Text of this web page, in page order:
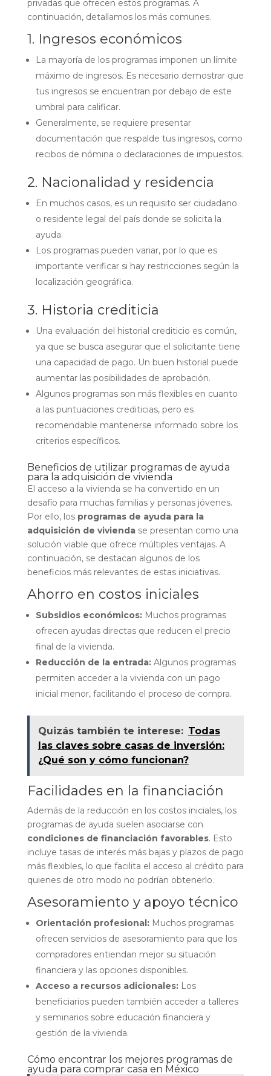
privadas que ofrecen estos programas. A
continuación, detallamos los más comunes.
1. Ingresos económicos
La mayoría de los programas imponen un límite
máximo de ingresos. Es necesario demostrar que
tus ingresos se encuentran por debajo de este
umbral para calificar.
Generalmente, se requiere presentar
documentación que respalde tus ingresos, como
recibos de nómina o declaraciones de impuestos.
2. Nacionalidad y residencia
En muchos casos, es un requisito ser ciudadano
o residente legal del país donde se solicita la
ayuda.
Los programas pueden variar, por lo que es
importante verificar si hay restricciones según la
localización geográfica.
3. Historia crediticia
Una evaluación del historial crediticio es común,
ya que se busca asegurar que el solicitante tiene
una capacidad de pago. Un buen historial puede
aumentar las posibilidades de aprobación.
Algunos programas son más flexibles en cuanto
a las puntuaciones crediticias, pero es
recomendable mantenerse informado sobre los
criterios específicos.
Beneficios de utilizar programas de ayuda
para la adquisición de vivienda
El acceso a la vivienda se ha convertido en un
desafío para muchas familias y personas jóvenes.
Por ello, los programas de ayuda para la
adquisición de viviendase presentan como una
solución viable que ofrece múltiples ventajas. A
continuación, se destacan algunos de los
beneficios más relevantes de estas iniciativas.
Ahorro en costos iniciales
Subsidios económicos:Muchos programas
ofrecen ayudas directas que reducen el precio
final de la vivienda.
Reducción de la entrada:Algunos programas
permiten acceder a la vivienda con un pago
inicial menor, facilitando el proceso de compra.
Quizás también te interese: Todas
las claves sobre casas de inversión:
¿Qué son y cómo funcionan?
Facilidades en la financiación
Además de la reducción en los costos iniciales, los
programas de ayuda suelen asociarse con
condiciones de financiación favorables. Esto
incluye tasas de interés más bajas y plazos de pago
más flexibles, lo que facilita el acceso al crédito para
quienes de otro modo no podrían obtenerlo.
Asesoramiento y apoyo técnico
Orientación profesional:Muchos programas
ofrecen servicios de asesoramiento para que los
compradores entiendan mejor su situación
financiera y las opciones disponibles.
Acceso a recursos adicionales:Los
beneficiarios pueden también acceder a talleres
y seminarios sobre educación financiera y
gestión de la vivienda.
Cómo encontrar los mejores programas de
ayuda para comprar casa en México